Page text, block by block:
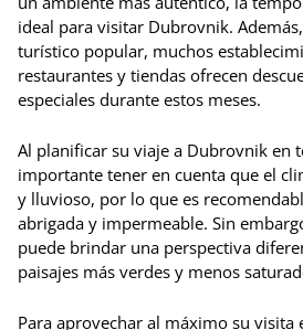
ideal para visitar Dubrovnik.
turístico popular, muchos
restaurantes y tiendas ofrecen
especiales durante estos meses.
Al planificar su viaje a Dubrovnik en
importante tener en cuenta que el
y lluvioso, por lo que es
abrigada y impermeable. Sin
puede brindar una perspectiva
paisajes más verdes y menos
Para aprovechar al máximo su visita